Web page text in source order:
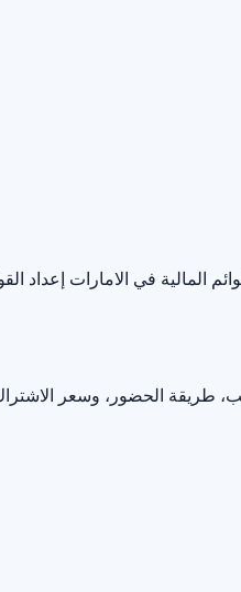
المالية في الامارات إعداد
طريقة الحضور، وسعر